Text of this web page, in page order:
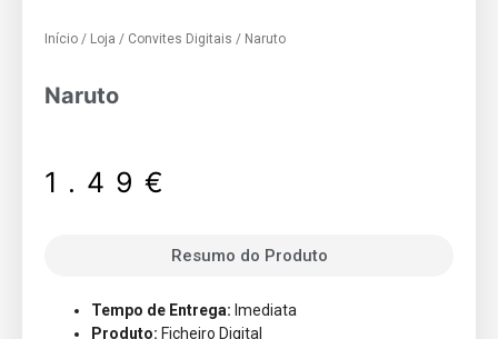
Início / Loja / Convites Digitais / Naruto
Naruto
1.49 €
Resumo do Produto
Tempo de Entrega: Imediata
Produto: Ficheiro Digital